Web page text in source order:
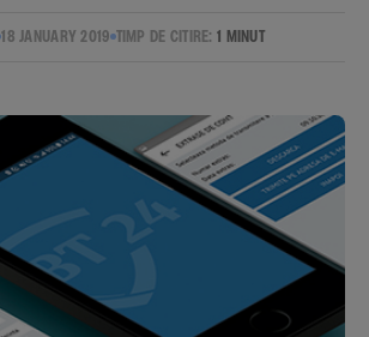
18 JANUARY 2019 TIMP DE CITIRE:1 MINUT